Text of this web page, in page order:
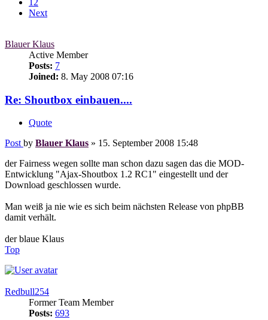
12
Next
Blauer Klaus
Active Member
Posts: 7
Joined: 8. May 2008 07:16
Re: Shoutbox einbauen....
Quote
Post by Blauer Klaus » 15. September 2008 15:48
der Fairness wegen sollte man schon dazu sagen das die MOD-
Entwicklung "Ajax-Shoutbox 1.2 RC1" eingestellt und der
Download geschlossen wurde.
Man weiß ja nie wie es sich beim nächsten Release von phpBB
damit verhält.
der blaue Klaus
Top
Redbull254
Former Team Member
Posts: 693